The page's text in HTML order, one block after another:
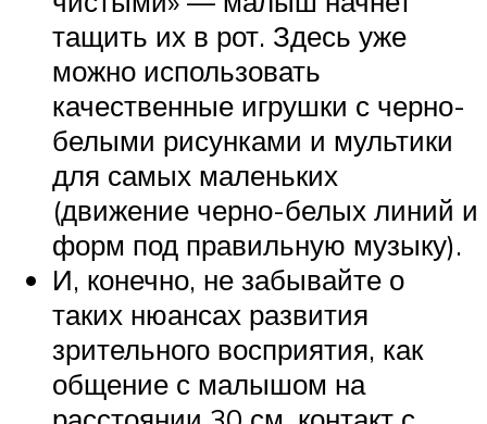
тащить их в рот. Здесь уже
можно использовать
качественные игрушки с черно-
белыми рисунками и мультики
для самых маленьких
(движение черно-белых линий и
форм под правильную музыку).
И, конечно, не забывайте о
таких нюансах развития
зрительного восприятия, как
общение с малышом на